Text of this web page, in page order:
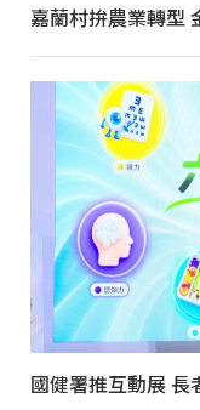
嘉蘭村拚農業轉型
國健署推互動展 長